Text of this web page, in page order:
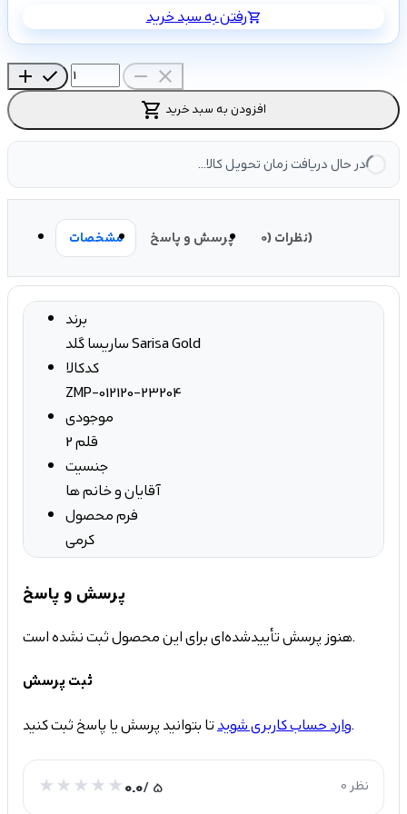
رفتن به سبد خریدshopping_cart
add check remove close
shopping_cart افزودن به سبد خرید
در حال دریافت زمان تحویل کالا...
مشخصات پرسش و پاسخ نظرات (0)
برند
ساریسا گلد Sarisa Gold
کدکالا
ZMP-012120-23204
موجودی
2 قلم
جنسیت
آقایان و خانم ها
فرم محصول
کرمی
پرسش و پاسخ
هنوز پرسش تأییدشده‌ای برای این محصول ثبت نشده است.
ثبت پرسش
وارد حساب کاربری شویدتا بتوانید پرسش یا پاسخ ثبت کنید.
0.0/ 5 0 نظر